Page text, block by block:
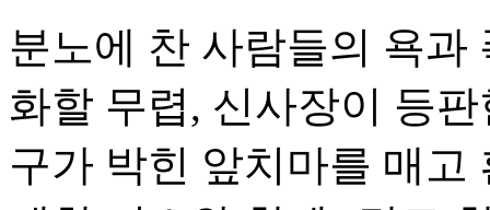
분노에 찬 사람들의 욕과
화할 무렵, 신사장이 등
구가 박힌 앞치마를 매고